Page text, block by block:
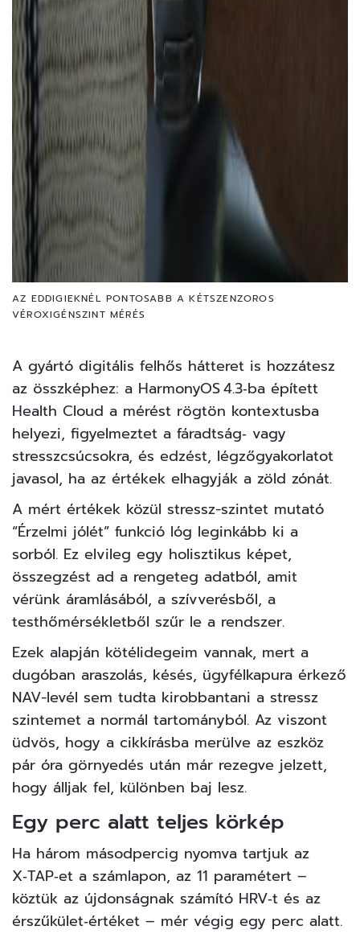
AZ EDDIGIEKNÉL PONTOSABB A KÉTSZENZOROS
VÉROXIGÉNSZINT MÉRÉS
A gyártó digitális felhős hátteret is hozzátesz
az összképhez: a HarmonyOS 4.3‑ba épített
Health Cloud a mérést rögtön kontextusba
helyezi, figyelmeztet a fáradtság‑ vagy
stresszcsúcsokra, és edzést, légzőgyakorlatot
javasol, ha az értékek elhagyják a zöld zónát.
A mért értékek közül stressz-szintet mutató
“Érzelmi jólét” funkció lóg leginkább ki a
sorból. Ez elvileg egy holisztikus képet,
összegzést ad a rengeteg adatból, amit
vérünk áramlásából, a szívverésből, a
testhőmérsékletből szűr le a rendszer.
Ezek alapján kötélidegeim vannak, mert a
dugóban araszolás, késés, ügyfélkapura érkező
NAV-levél sem tudta kirobbantani a stressz
szintemet a normál tartományból. Az viszont
üdvös, hogy a cikkírásba merülve az eszköz
pár óra görnyedés után már rezegve jelzett,
hogy álljak fel, különben baj lesz.
Egy perc alatt teljes körkép
Ha három másodpercig nyomva tartjuk az
X‑TAP‑et a számlapon, az 11 paramétert –
köztük az újdonságnak számító HRV‑t és az
érszűkület‑értéket – mér végig egy perc alatt.